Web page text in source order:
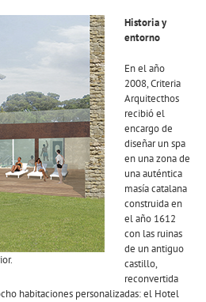
Historia y
entorno
En el año
2008, Criteria
Arquitecthos
recibió el
encargo de
diseñar un spa
en una zona de
una auténtica
masía catalana
construida en
el año 1612
con las ruinas
de un antiguo
castillo,
reconvertida
habitaciones personalizadas: el Hotel